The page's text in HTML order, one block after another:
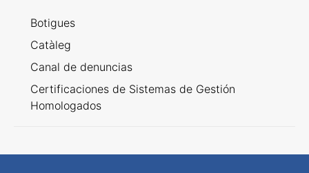
Botigues
Catàleg
Canal de denuncias
Certificaciones de Sistemas de Gestión
Homologados